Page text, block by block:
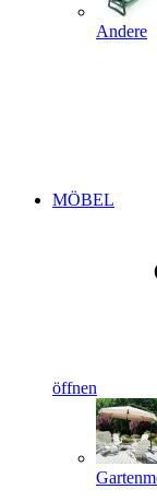
Andere
MÖBEL
öffnen